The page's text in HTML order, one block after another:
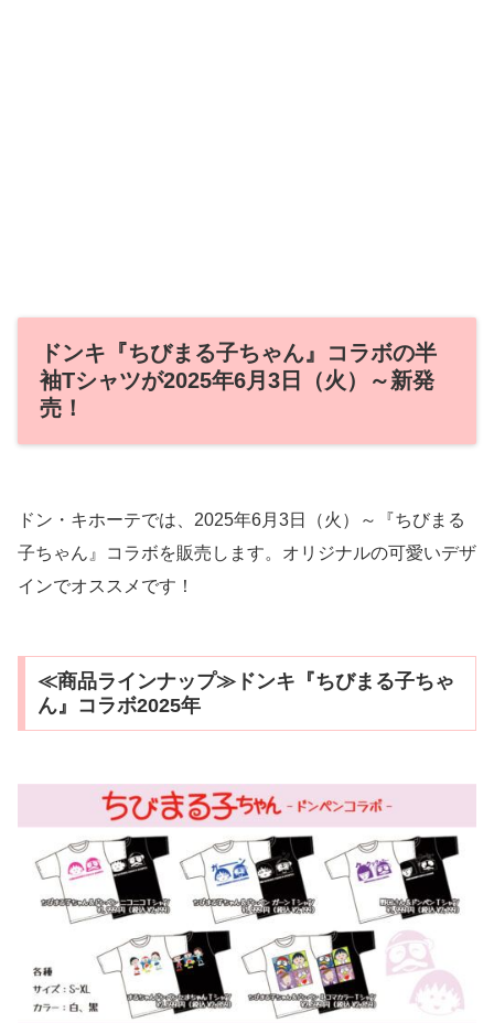
ドンキ『ちびまる子ちゃん』コラボの半
袖Tシャツが2025年6月3日（火）～新発
売！
ドン・キホーテでは、2025年6月3日（火）～『ちびまる
子ちゃん』コラボを販売します。オリジナルの可愛いデザ
インでオススメです！
≪商品ラインナップ≫ドンキ『ちびまる子ちゃ
ん』コラボ2025年